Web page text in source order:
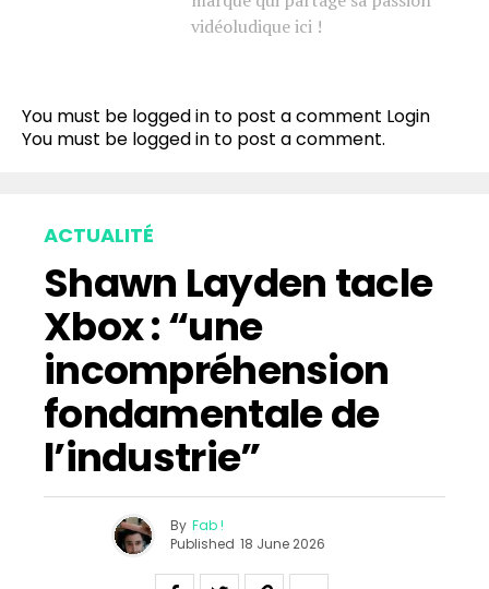
vidéoludique ici !
You must be logged in to post a comment Login
You must be logged in to post a comment.
ACTUALITÉ
Shawn Layden tacle
Xbox : “une
incompréhension
fondamentale de
l’industrie”
By Fab !
Published 18 June 2026